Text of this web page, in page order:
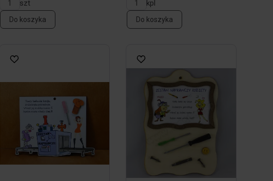
szt
Do koszyka
kpl
Do koszyka